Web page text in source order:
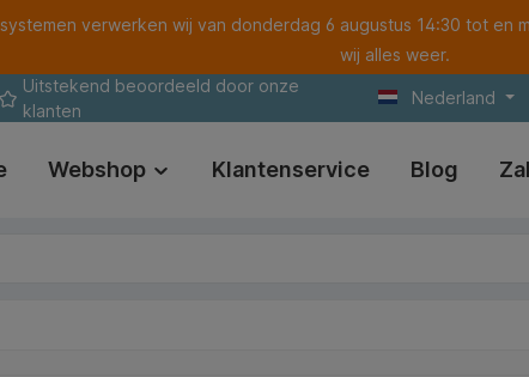
verwerken wij van donderdag 6 augustus 14:30 tot
wij alles weer.
Uitstekend beoordeeld door onze
klanten
Nederland
Webshop Klantenservice Blog